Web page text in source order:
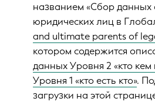
названием «Сбор данных
юридических лиц в
and ultimate parents of
котором содержится
данных Уровня 2 «кто кем
Уровня 1 «кто есть кто».
загрузки на этой